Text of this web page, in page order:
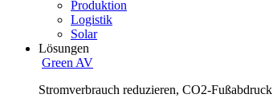
Produktion
Logistik
Solar
Lösungen
Green AV
Stromverbrauch reduzieren, CO2-